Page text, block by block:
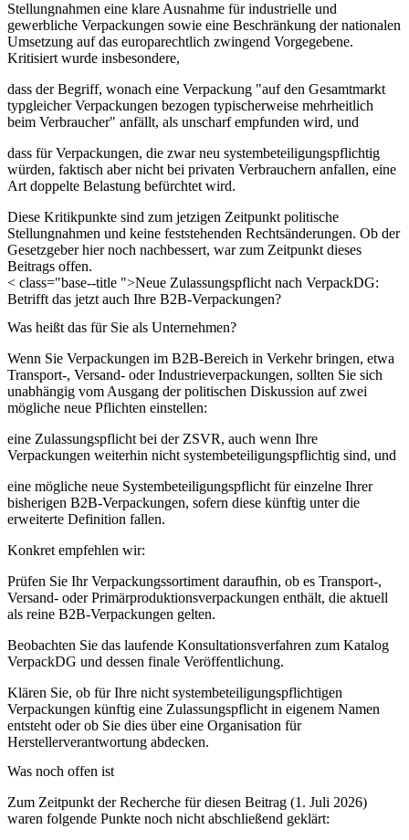
Stellungnahmen eine klare Ausnahme für industrielle und
gewerbliche Verpackungen sowie eine Beschränkung der nationalen
Umsetzung auf das europarechtlich zwingend Vorgegebene.
Kritisiert wurde insbesondere,
dass der Begriff, wonach eine Verpackung "auf den Gesamtmarkt
typgleicher Verpackungen bezogen typischerweise mehrheitlich
beim Verbraucher" anfällt, als unscharf empfunden wird, und
dass für Verpackungen, die zwar neu systembeteiligungspflichtig
würden, faktisch aber nicht bei privaten Verbrauchern anfallen, eine
Art doppelte Belastung befürchtet wird.
Diese Kritikpunkte sind zum jetzigen Zeitpunkt politische
Stellungnahmen und keine feststehenden Rechtsänderungen. Ob der
Gesetzgeber hier noch nachbessert, war zum Zeitpunkt dieses
Beitrags offen.
< class="base--title ">Neue Zulassungspflicht nach VerpackDG:
Betrifft das jetzt auch Ihre B2B-Verpackungen?
Was heißt das für Sie als Unternehmen?
Wenn Sie Verpackungen im B2B-Bereich in Verkehr bringen, etwa
Transport-, Versand- oder Industrieverpackungen, sollten Sie sich
unabhängig vom Ausgang der politischen Diskussion auf zwei
mögliche neue Pflichten einstellen:
eine Zulassungspflicht bei der ZSVR, auch wenn Ihre
Verpackungen weiterhin nicht systembeteiligungspflichtig sind, und
eine mögliche neue Systembeteiligungspflichtfür einzelne Ihrer
bisherigen B2B-Verpackungen, sofern diese künftig unter die
erweiterte Definition fallen.
Konkret empfehlen wir:
Prüfen Sie Ihr Verpackungssortiment daraufhin, ob es Transport-,
Versand- oder Primärproduktionsverpackungen enthält, die aktuell
als reine B2B-Verpackungen gelten.
Beobachten Sie das laufende Konsultationsverfahren zum Katalog
VerpackDG und dessen finale Veröffentlichung.
Klären Sie, ob für Ihre nicht systembeteiligungspflichtigen
Verpackungen künftig eine Zulassungspflicht in eigenem Namen
entsteht oder ob Sie dies über eine Organisation für
Herstellerverantwortung abdecken.
Was noch offen ist
Zum Zeitpunkt der Recherche für diesen Beitrag (1. Juli 2026)
waren folgende Punkte noch nicht abschließend geklärt: